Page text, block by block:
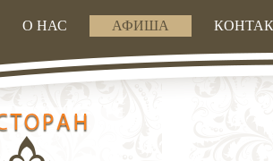
О НАС АФИША